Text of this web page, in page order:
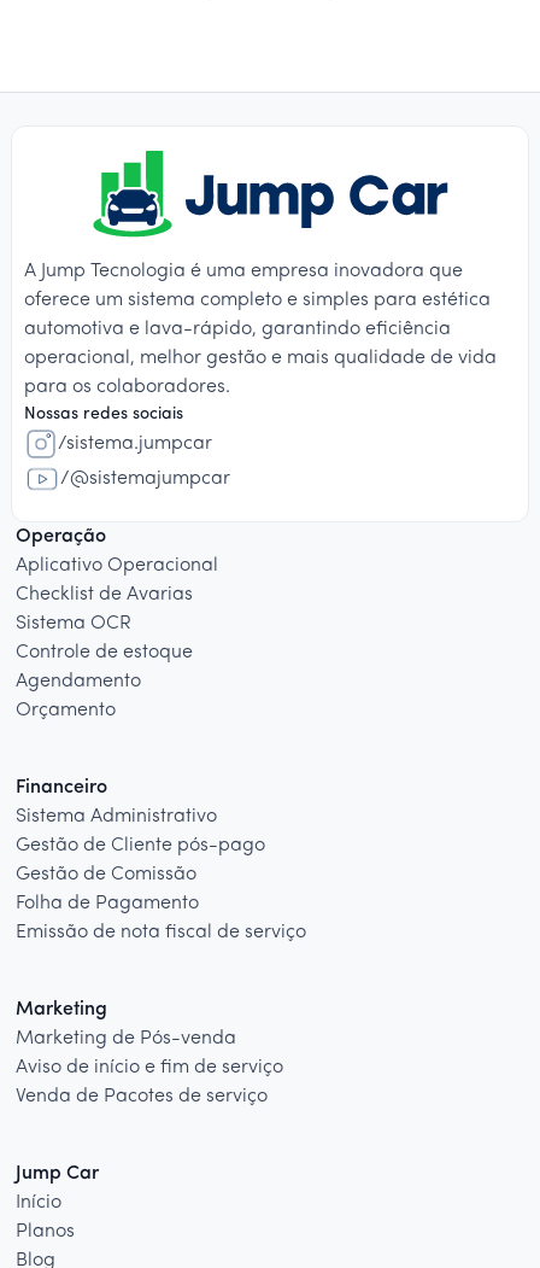
A Jump Tecnologia é uma empresa inovadora que
oferece um sistema completo e simples para estética
automotiva e lava-rápido, garantindo eficiência
operacional, melhor gestão e mais qualidade de vida
para os colaboradores.
Nossas redes sociais
/sistema.jumpcar
/@sistemajumpcar
Operação
Aplicativo Operacional
Checklist de Avarias
Sistema OCR
Controle de estoque
Agendamento
Orçamento
Financeiro
Sistema Administrativo
Gestão de Cliente pós-pago
Gestão de Comissão
Folha de Pagamento
Emissão de nota fiscal de serviço
Marketing
Marketing de Pós-venda
Aviso de início e fim de serviço
Venda de Pacotes de serviço
Jump Car
Início
Planos
Blog